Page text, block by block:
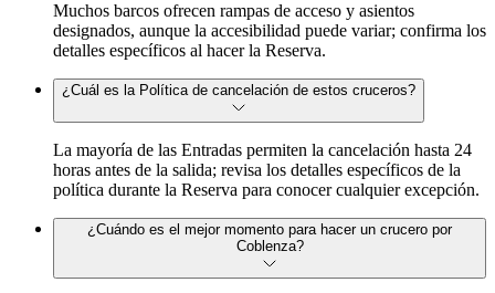
Muchos barcos ofrecen rampas de acceso y asientos
designados, aunque la accesibilidad puede variar; confirma los
detalles específicos al hacer la Reserva.
¿Cuál es la Política de cancelación de estos cruceros?
La mayoría de las Entradas permiten la cancelación hasta 24
horas antes de la salida; revisa los detalles específicos de la
política durante la Reserva para conocer cualquier excepción.
¿Cuándo es el mejor momento para hacer un crucero por
Coblenza?